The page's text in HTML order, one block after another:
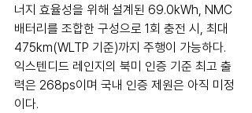
너지 효율성을 위해 설계된 69.0kWh, NMC
배터리를 조합한 구성으로 1회 충전 시, 최대
475km(WLTP 기준)까지 주행이 가능하다.
익스텐디드 레인지의 북미 인증 기준 최고 출
력은 268ps이며 국내 인증 제원은 아직 미정
이다.